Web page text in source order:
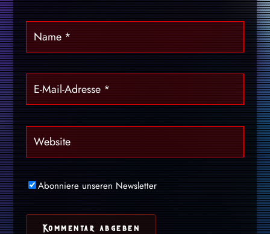
Abonniere unseren Newsletter